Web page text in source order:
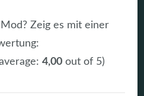
Zeig es mit einer
4,00 out of 5)